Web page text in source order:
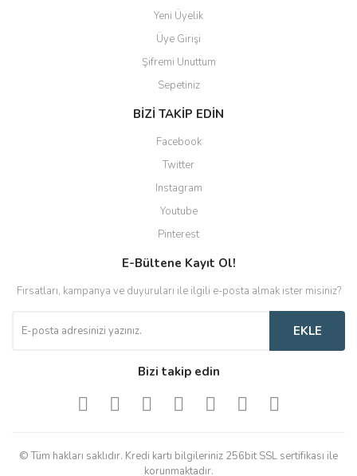
Yeni Üyelik
Üye Girişi
Şifremi Unuttum
Sepetiniz
BİZİ TAKİP EDİN
Facebook
Twitter
Instagram
Youtube
Pinterest
E-Bültene Kayıt Ol!
Fırsatları, kampanya ve duyuruları ile ilgili e-posta almak ister misiniz?
EKLE
Bizi takip edin
© Tüm hakları saklıdır. Kredi kartı bilgileriniz 256bit SSL sertifikası ile
korunmaktadır.